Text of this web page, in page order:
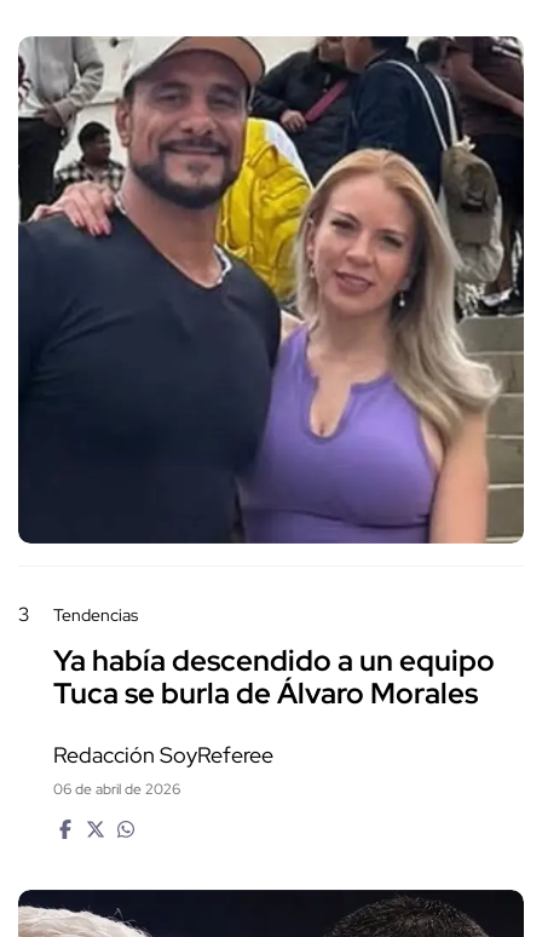
3 Tendencias
Ya había descendido a un equipo
Tuca se burla de Álvaro Morales
Redacción SoyReferee
06 de abril de 2026